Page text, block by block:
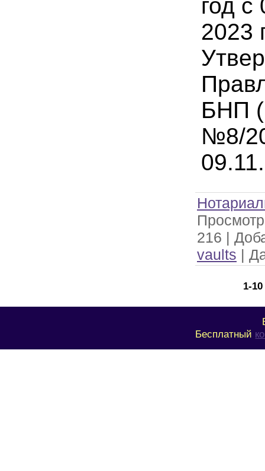
год с
2023
БНП
№8/
216 |
vaults |
1-10
Бесплатный